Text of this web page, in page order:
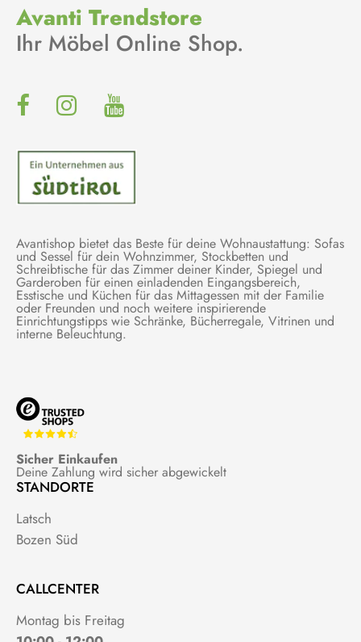
Avanti Trendstore
Ihr Möbel Online Shop.
Avantishop bietet das Beste für deine Wohnaustattung: Sofas
und Sessel für dein Wohnzimmer, Stockbetten und
Schreibtische für das Zimmer deiner Kinder, Spiegel und
Garderoben für einen einladenden Eingangsbereich,
Esstische und Küchen für das Mittagessen mit der Familie
oder Freunden und noch weitere inspirierende
Einrichtungstipps wie Schränke, Bücherregale, Vitrinen und
interne Beleuchtung.
Sicher Einkaufen
Deine Zahlung wird sicher abgewickelt
STANDORTE
Latsch
Bozen Süd
CALLCENTER
Montag bis Freitag